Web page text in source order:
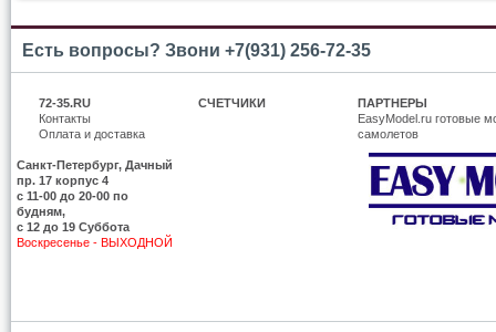
Есть вопросы? Звони +7(931) 256-72-35
72-35.RU
Контакты
Оплата и доставка
Санкт-Петербург, Дачный
пр. 17 корпус 4
c 11-00 до 20-00 по
будням,
с 12 до 19 Суббота
Воскресенье - ВЫХОДНОЙ
СЧЕТЧИКИ
ПАРТНЕРЫ
EasyModel.ru готовые
самолетов